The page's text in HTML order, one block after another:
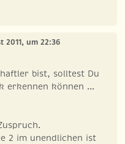
2011, um 22:36
bist, solltest Du
erkennen können ...
2 im unendlichen ist